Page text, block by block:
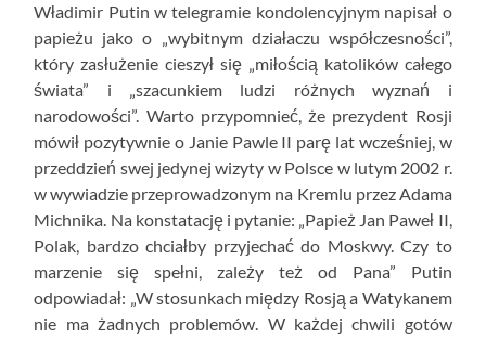
Władimir Putin w telegramie kondolencyjnym napisał o
papieżu jako o „wybitnym działaczu współczesności”,
który zasłużenie cieszył się „miłością katolików całego
świata” i „szacunkiem ludzi różnych wyznań i
narodowości”. Warto przypomnieć, że prezydent Rosji
mówił pozytywnie o Janie Pawle II parę lat wcześniej, w
przeddzień swej jedynej wizyty w Polsce w lutym 2002 r.
w wywiadzie przeprowadzonym na Kremlu przez Adama
Michnika. Na konstatację i pytanie: „Papież Jan Paweł II,
Polak, bardzo chciałby przyjechać do Moskwy. Czy to
marzenie się spełni, zależy też od Pana” Putin
odpowiadał: „W stosunkach między Rosją a Watykanem
nie ma żadnych problemów. W każdej chwili gotów